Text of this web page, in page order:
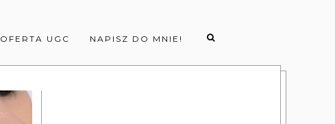
OFERTA UGC NAPISZ DO MNIE!